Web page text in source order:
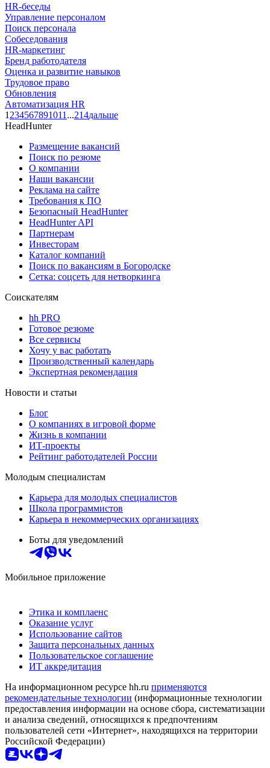
HR-беседы
Управление персоналом
Поиск персонала
Собеседования
HR-маркетинг
Бренд работодателя
Оценка и развитие навыков
Трудовое право
Обновления
Автоматизация HR
1 234567891011 ...214дальше
HeadHunter
Размещение вакансий
Поиск по резюме
О компании
Наши вакансии
Реклама на сайте
Требования к ПО
Безопасный HeadHunter
HeadHunter API
Партнерам
Инвесторам
Каталог компаний
Поиск по вакансиям в Богородске
Сетка: соцсеть для нетворкинга
Соискателям
hh PRO
Готовое резюме
Все сервисы
Хочу у вас работать
Производственный календарь
Экспертная рекомендация
Новости и статьи
Блог
О компаниях в игровой форме
Жизнь в компании
ИТ-проекты
Рейтинг работодателей России
Молодым специалистам
Карьера для молодых специалистов
Школа программистов
Карьера в некоммерческих организациях
Боты для уведомлений
Мобильное приложение
Этика и комплаенс
Оказание услуг
Использование сайтов
Защита персональных данных
Пользовательское соглашение
ИТ аккредитация
На информационном ресурсе hh.ru применяются
рекомендательные технологии (информационные технологии
предоставления информации на основе сбора, систематизации
и анализа сведений, относящихся к предпочтениям
пользователей сети «Интернет», находящихся на территории
Российской Федерации)